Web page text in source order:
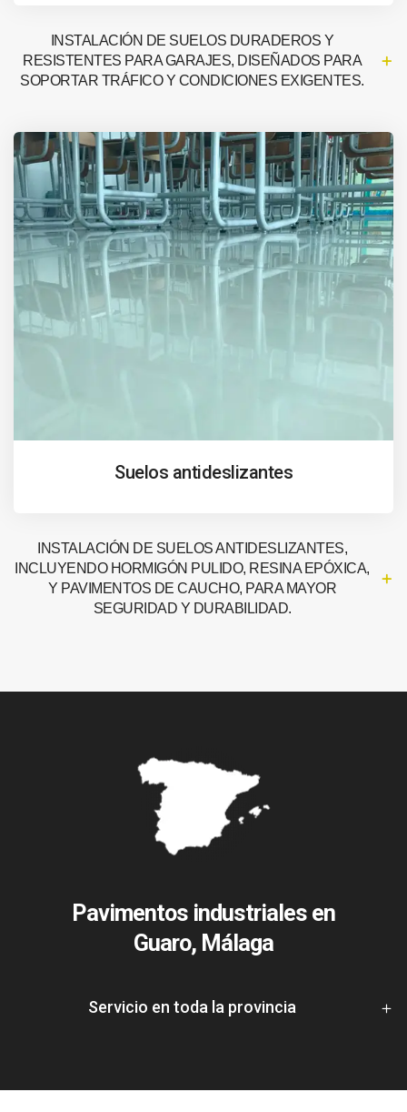
INSTALACIÓN DE SUELOS DURADEROS Y
RESISTENTES PARA GARAJES, DISEÑADOS PARA
SOPORTAR TRÁFICO Y CONDICIONES EXIGENTES.
Suelos antideslizantes
INSTALACIÓN DE SUELOS ANTIDESLIZANTES,
INCLUYENDO HORMIGÓN PULIDO, RESINA EPÓXICA,
Y PAVIMENTOS DE CAUCHO, PARA MAYOR
SEGURIDAD Y DURABILIDAD.
Pavimentos industriales en
Guaro, Málaga
Servicio en toda la provincia